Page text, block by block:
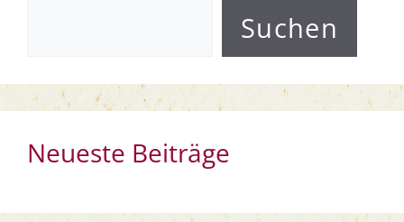
Suchen
Neueste Beiträge